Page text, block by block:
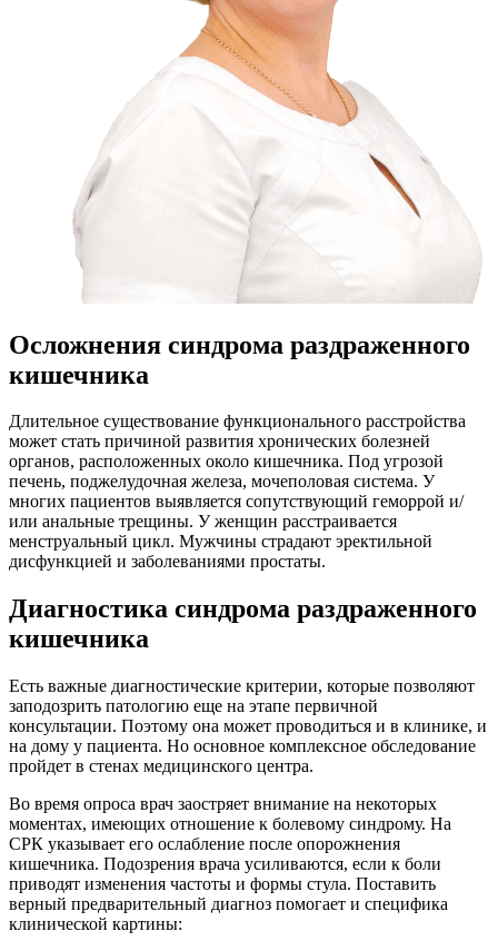
Осложнения синдрома раздраженного
кишечника
Длительное существование функционального расстройства
может стать причиной развития хронических болезней
органов, расположенных около кишечника. Под угрозой
печень, поджелудочная железа, мочеполовая система. У
многих пациентов выявляется сопутствующий геморрой и/
или анальные трещины. У женщин расстраивается
менструальный цикл. Мужчины страдают эректильной
дисфункцией и заболеваниями простаты.
Диагностика синдрома раздраженного
кишечника
Есть важные диагностические критерии, которые позволяют
заподозрить патологию еще на этапе первичной
консультации. Поэтому она может проводиться и в клинике, и
на дому у пациента. Но основное комплексное обследование
пройдет в стенах медицинского центра.
Во время опроса врач заостряет внимание на некоторых
моментах, имеющих отношение к болевому синдрому. На
СРК указывает его ослабление после опорожнения
кишечника. Подозрения врача усиливаются, если к боли
приводят изменения частоты и формы стула. Поставить
верный предварительный диагноз помогает и специфика
клинической картины: